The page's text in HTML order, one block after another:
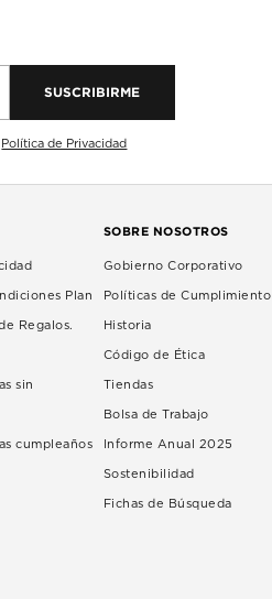
SUSCRIBIRME
Política de Privacidad
Plan
Regalos.
sin
cumpleaños
SOBRE NOSOTROS
Gobierno Corporativo
Políticas de Cumplimiento
Historia
Código de Ética
Tiendas
Bolsa de Trabajo
Informe Anual 2025
Sostenibilidad
Fichas de Búsqueda